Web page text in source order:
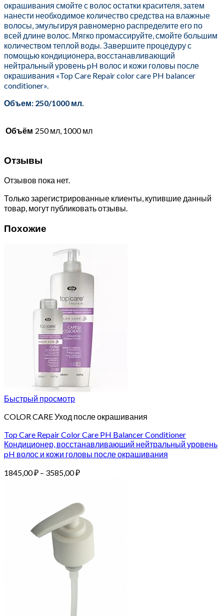
окрашивания смойте с волос остатки красителя, затем
нанести необходимое количество средства на влажные
волосы, эмульгируя равномерно распределите его по
всей длине волос. Мягко промассируйте, смойте большим
количеством теплой воды. Завершите процедуру с
помощью кондиционера, восстанавливающий
нейтральный уровень pH волос и кожи головы после
окрашивания «Top Care Repair color care PH balancer
conditioner».
Объем: 250/1000 мл.
Объём 250 мл, 1000 мл
Отзывы
Отзывов пока нет.
Только зарегистрированные клиенты, купившие данный
товар, могут публиковать отзывы.
Похожие
Быстрый просмотр
COLOR CARE Уход после окрашивания
Top Care Repair Color Care PH Balancer Conditioner
Кондиционер, восстанавливающий нейтральный уровень
pH волос и кожи головы после окрашивания
1845,00₽ – 3585,00₽Диапазон
–
3585,00 ₽